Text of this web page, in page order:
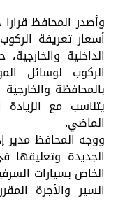
أسعار تعريفة
الداخلية
الركوب لوسائل
بالمحافظة
يتناسب مع
الماضي.
ووجه المحافظ مدير
الجديدة
الخاص بسيارات
السير والأجرة